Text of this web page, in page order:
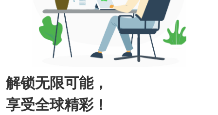
解锁无限可能，
享受全球精彩！